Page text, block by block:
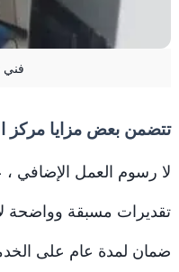
فني
تتضمن بعض مزايا مركز
لا رسوم العمل الإضافي ،
تقديرات مسبقة وواضحة
ضمان لمدة عام على